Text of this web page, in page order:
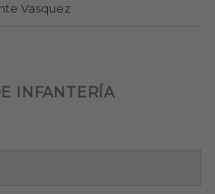
Vasquez
INFANTERÍA